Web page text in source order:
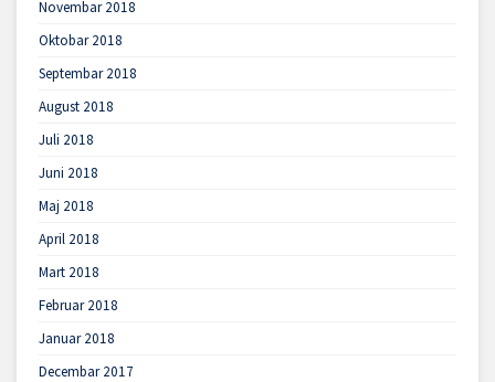
Novembar 2018
Oktobar 2018
Septembar 2018
August 2018
Juli 2018
Juni 2018
Maj 2018
April 2018
Mart 2018
Februar 2018
Januar 2018
Decembar 2017